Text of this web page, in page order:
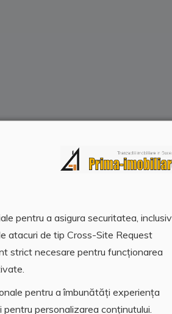
pentru a asigura securitatea, inclusiv
atacuri de tip Cross-Site Request
strict necesare pentru funcționarea
pentru a îmbunătăți experiența
personalizarea conținutului.